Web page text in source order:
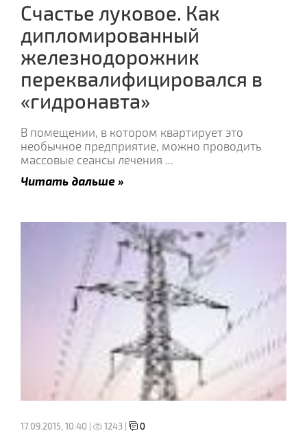
Счастье луковое. Как
дипломированный
железнодорожник
переквалифицировался в
«гидронавта»
В помещении, в котором квартирует это
необычное предприятие, можно проводить
массовые сеансы лечения ...
Читать дальше »
17.09.2015, 10:40 | 1243 | 0